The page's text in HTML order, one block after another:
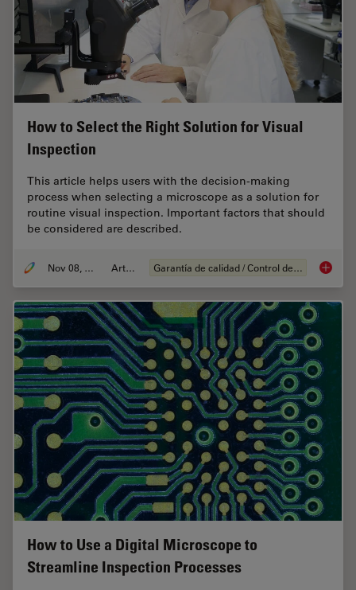
How to Select the Right Solution for Visual
Inspection
This article helps users with the decision-making
process when selecting a microscope as a solution for
routine visual inspection. Important factors that should
be considered are described.
Nov 08, 2021 Article Garantía de calidad / Control de calidad How to
How to Use a Digital Microscope to
Streamline Inspection Processes